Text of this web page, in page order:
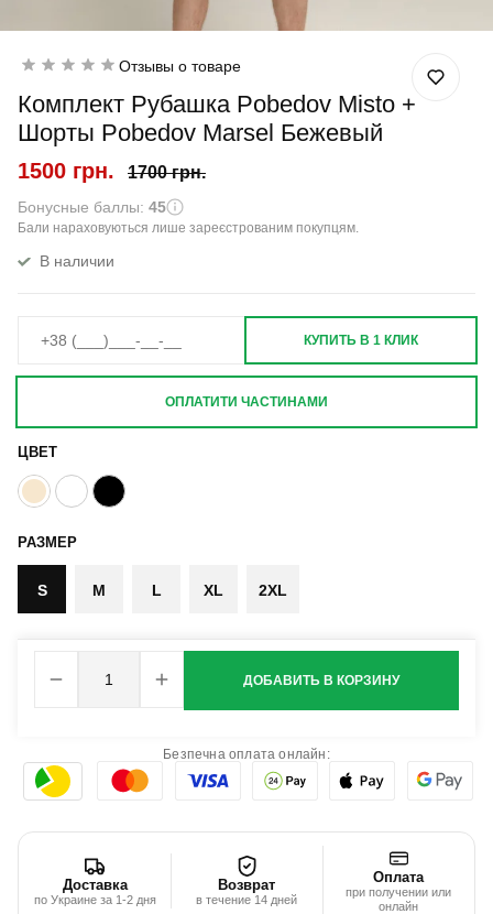
Отзывы о товаре
Комплект Рубашка Pobedov Misto +
Шорты Pobedov Marsel Бежевый
1500 грн. 1700 грн.
Бонусные баллы: 45
Бали нараховуються лише зареєстрованим покупцям.
В наличии
ЦВЕТ
РАЗМЕР
S M L XL 2XL
ДОБАВИТЬ В КОРЗИНУ
КУПИТЬ В 1 КЛИК
ОПЛАТИТИ ЧАСТИНАМИ
Безпечна оплата онлайн:
Доставка
по Украине за 1-2 дня
Возврат
в течение 14 дней
Оплата
при получении или
онлайн